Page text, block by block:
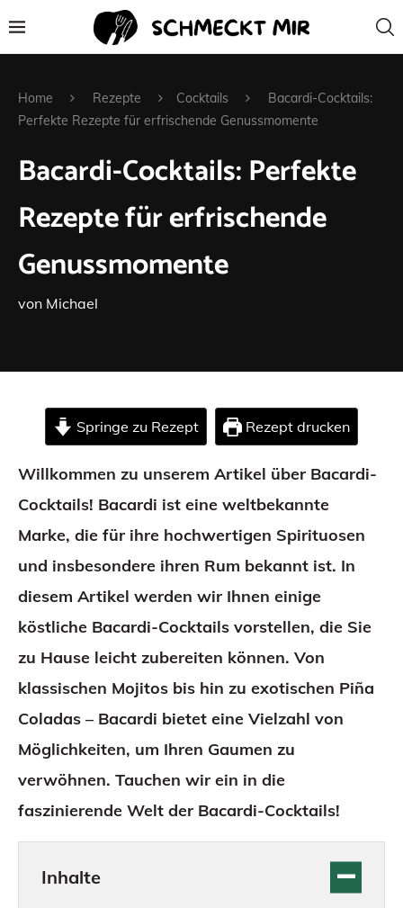
Home Rezepte Cocktails
Bacardi-Cocktails:
Perfekte Rezepte für erfrischende Genussmomente
Bacardi-Cocktails: Perfekte
Rezepte für erfrischende
Genussmomente
von Michael
Springe zu Rezept Rezept drucken
Willkommen zu unserem Artikel über Bacardi-
Cocktails! Bacardi ist eine weltbekannte
Marke, die für ihre hochwertigen Spirituosen
und insbesondere ihren Rum bekannt ist. In
diesem Artikel werden wir Ihnen einige
köstliche Bacardi-Cocktails vorstellen, die Sie
zu Hause leicht zubereiten können. Von
klassischen Mojitos bis hin zu exotischen Piña
Coladas – Bacardi bietet eine Vielzahl von
Möglichkeiten, um Ihren Gaumen zu
verwöhnen. Tauchen wir ein in die
faszinierende Welt der Bacardi-Cocktails!
Inhalte